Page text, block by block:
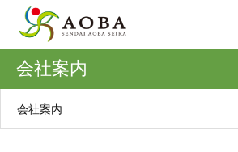
会社案内
会社案内